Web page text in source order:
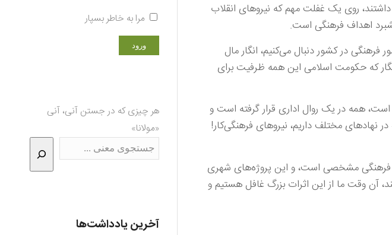
روی یک غفلت مهم که نیروهای انقلاب
اهداف فرهنگی است.
در کشور دنبال می‌کنیم، انگار مال
که حکومت اسلامی این همه ظرفیت برای
همه در یک روال اداری قرار گرفته است و
نهادهای مختلف داریم، نیروهای فرهنگی‌کار!
فرهنگی مشخصی است، و این پروژه‌های شهری
آن وقت ما از این اثرات بزرگ غافل هستیم و
مرا به خاطر بسپار
هر چیزی که در جستن آنی، آنی
«مولانا»
آخرین یادداشت‌ها